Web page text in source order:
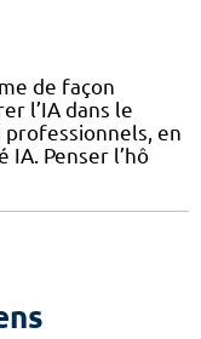
de façon
l’IA dans le
en
IA. Penser l’hô